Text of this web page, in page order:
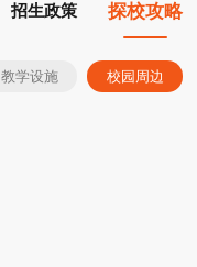
招生政策 探校攻略
教学设施 校园周边